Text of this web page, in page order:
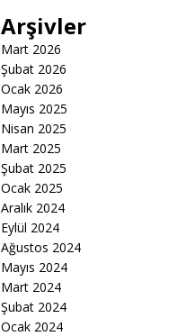
Arşivler
Mart 2026
Şubat 2026
Ocak 2026
Mayıs 2025
Nisan 2025
Mart 2025
Şubat 2025
Ocak 2025
Aralık 2024
Eylül 2024
Ağustos 2024
Mayıs 2024
Mart 2024
Şubat 2024
Ocak 2024